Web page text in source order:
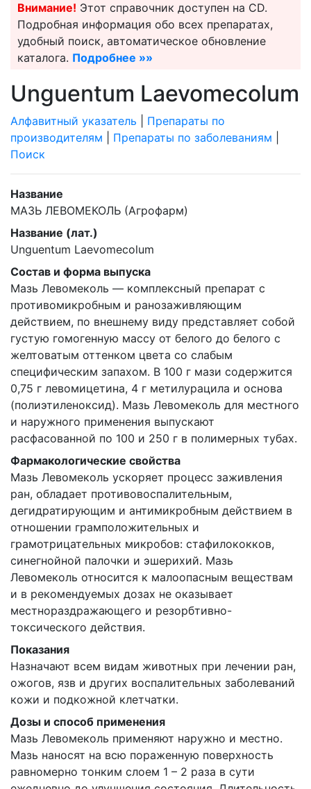
Внимание! Этот справочник доступен на CD.
Подробная информация обо всех препаратах,
удобный поиск, автоматическое обновление
каталога. Подробнее »»
Unguentum Laevomecolum
Алфавитный указатель
Препараты по
производителям
Препараты по заболеваниям
Поиск
Название
МАЗЬ ЛЕВОМЕКОЛЬ (Агрофарм)
Название (лат.)
Unguentum Laevomecolum
Состав и форма выпуска
Мазь Левомеколь — комплексный препарат с
противомикробным и ранозаживляющим
действием, по внешнему виду представляет собой
густую гомогенную массу от белого до белого с
желтоватым оттенком цвета со слабым
специфическим запахом. В 100 г мази содержится
0,75 г левомицетина, 4 г метилурацила и основа
(полиэтиленоксид). Мазь Левомеколь для местного
и наружного применения выпускают
расфасованной по 100 и 250 г в полимерных тубах.
Фармакологические свойства
Мазь Левомеколь ускоряет процесс заживления
ран, обладает противовоспалительным,
дегидратирующим и антимикробным действием в
отношении грамположительных и
грамотрицательных микробов: стафилококков,
синегнойной палочки и эшерихий. Мазь
Левомеколь относится к малоопасным веществам
и в рекомендуемых дозах не оказывает
местнораздражающего и резорбтивно-
токсического действия.
Показания
Назначают всем видам животных при лечении ран,
ожогов, язв и других воспалительных заболеваний
кожи и подкожной клетчатки.
Дозы и способ применения
Мазь Левомеколь применяют наружно и местно.
Мазь наносят на всю пораженную поверхность
равномерно тонким слоем 1 – 2 раза в сути